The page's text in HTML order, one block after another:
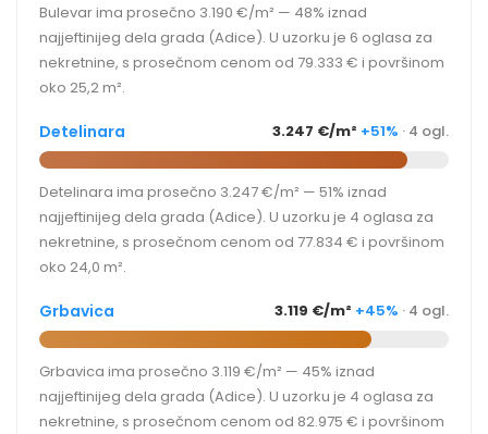
Bulevar ima prosečno 3.190 €/m² — 48% iznad
najjeftinijeg dela grada (Adice). U uzorku je 6 oglasa za
nekretnine, s prosečnom cenom od 79.333 € i površinom
oko 25,2 m².
Detelinara 3.247 €/m² +51% · 4 ogl.
Detelinara ima prosečno 3.247 €/m² — 51% iznad
najjeftinijeg dela grada (Adice). U uzorku je 4 oglasa za
nekretnine, s prosečnom cenom od 77.834 € i površinom
oko 24,0 m².
Grbavica 3.119 €/m² +45% · 4 ogl.
Grbavica ima prosečno 3.119 €/m² — 45% iznad
najjeftinijeg dela grada (Adice). U uzorku je 4 oglasa za
nekretnine, s prosečnom cenom od 82.975 € i površinom